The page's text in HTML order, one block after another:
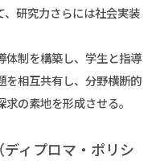
研究力さらには社会実装
制を構築し、学生と指導
を相互共有し、分野横断的
の素地を形成させる。
ィプロマ・ポリシ